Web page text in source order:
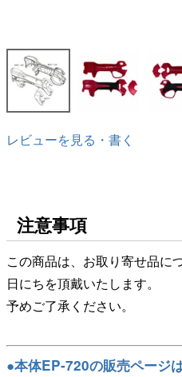
レビューを見る・書く
注意事項
この商品は、お取り寄せ品に
日にちを頂戴いたします。
予めご了承ください。
●本体EP-720の販売ページ